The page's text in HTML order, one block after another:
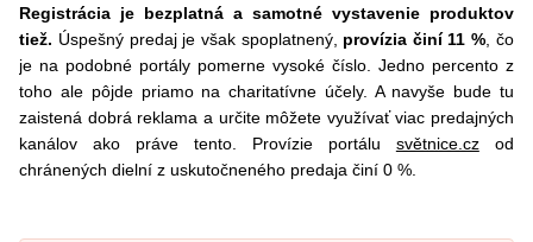
Registrácia je bezplatná a samotné vystavenie produktov
tiež. Úspešný predaj je však spoplatnený, provízia činí 11 % , čo
je na podobné portály pomerne vysoké číslo. Jedno percento z
toho ale pôjde priamo na charitatívne účely. A navyše bude tu
zaistená dobrá reklama a určite môžete využívať viac predajných
kanálov ako práve tento. Provízie portálu světnice.czod
chránených dielní z uskutočneného predaja činí 0 %.